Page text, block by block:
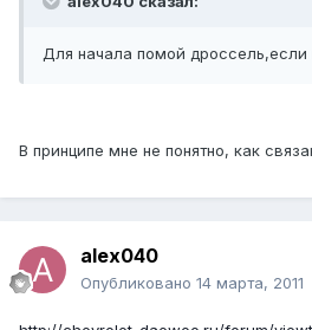
Для начала помой дроссель,если
В принципе мне не понятно, как
alex040
Опубликовано 14 марта, 2011